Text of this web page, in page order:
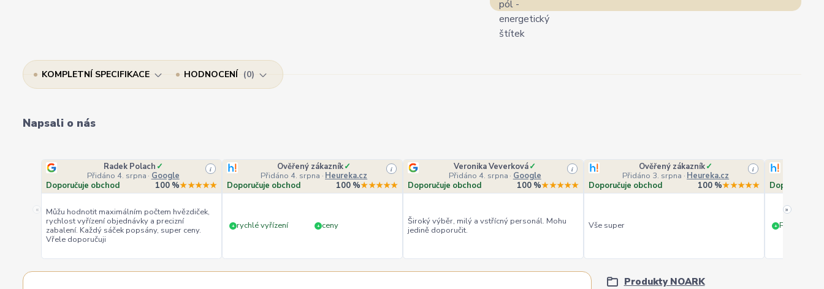
KOMPLETNÍ SPECIFIKACE HODNOCENÍ 0
Napsali o nás
«
Radek Polach ✓
Přidáno 4. srpna · Google
i
Doporučuje obchod 100 %★★★★★
Můžu hodnotit maximálním počtem hvězdiček,
rychlost vyřízení objednávky a precizní
zabalení. Každý sáček popsány, super ceny.
Vřele doporučuji
Ověřený zákazník✓
Přidáno 4. srpna · Heureka.cz
i
Doporučuje obchod 100 %★★★★★
+ rychlé vyřízení + ceny
Veronika Veverková✓
Přidáno 4. srpna · Google
i
Doporučuje obchod 100 %★★★★★
Široký výběr, milý a vstřícný personál. Mohu
jedině doporučit.
Ověřený zákazník✓
Přidáno 3. srpna · Heureka.cz
i
Doporučuje obchod 100 %★★★★★
Vše super
Doporučuje
+ PERFEKTNÍ
»
Produkty NOARK